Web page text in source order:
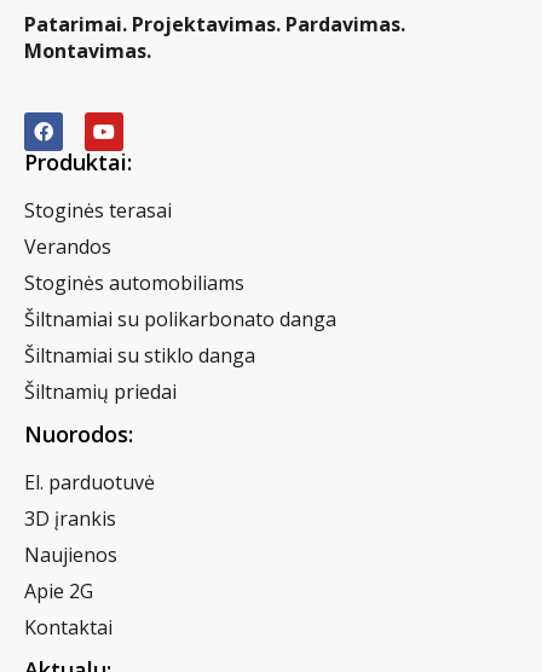
Patarimai. Projektavimas. Pardavimas.
Montavimas.
Produktai:
Stoginės terasai
Verandos
Stoginės automobiliams
Šiltnamiai su polikarbonato danga
Šiltnamiai su stiklo danga
Šiltnamių priedai
Nuorodos:
El. parduotuvė
3D įrankis
Naujienos
Apie 2G
Kontaktai